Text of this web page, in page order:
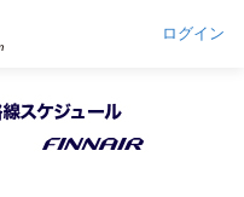
ログイン